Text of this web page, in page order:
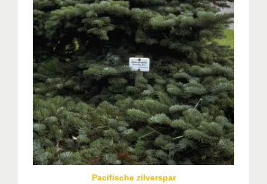
Pacifische zilverspar